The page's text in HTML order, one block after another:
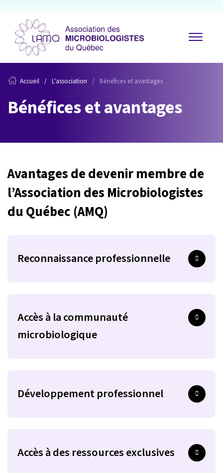
Accueil L'association Bénéfices et avantages
Bénéfices et avantages
Avantages de devenir membre de
l’Association des Microbiologistes
du Québec (AMQ)
Reconnaissance professionnelle
Accès à la communauté
microbiologique
Développement professionnel
Accès à des ressources exclusives